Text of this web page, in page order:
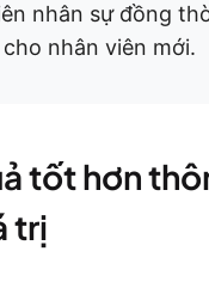
nhân sự đồng
nhân viên mới.
tốt hơn
trị